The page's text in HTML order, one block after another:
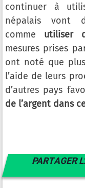
continuer à
népalais vont
comme utiliser
mesures prises
ont noté que
l’aide de leurs
d’autres pays
de l’argent dans
PARTAGER